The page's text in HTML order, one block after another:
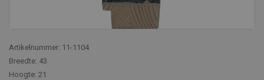
Artikelnummer: 11-1104
Breedte: 43
Hoogte: 21